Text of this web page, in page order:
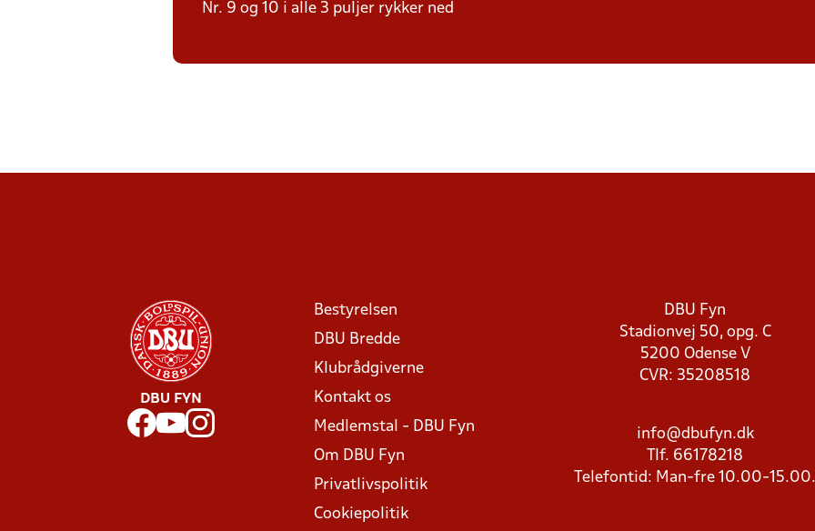
Nr. 9 og 10 i alle 3 puljer rykker ned
DBU FYN
Bestyrelsen
DBU Bredde
Klubrådgiverne
Kontakt os
Medlemstal - DBU Fyn
Om DBU Fyn
Privatlivspolitik
Cookiepolitik
DBU Fyn
Stadionvej 50, opg. C
5200 Odense V
CVR: 35208518
info@dbufyn.dk
Tlf. 66178218
Telefontid: Man-fre 10.00-15.00.